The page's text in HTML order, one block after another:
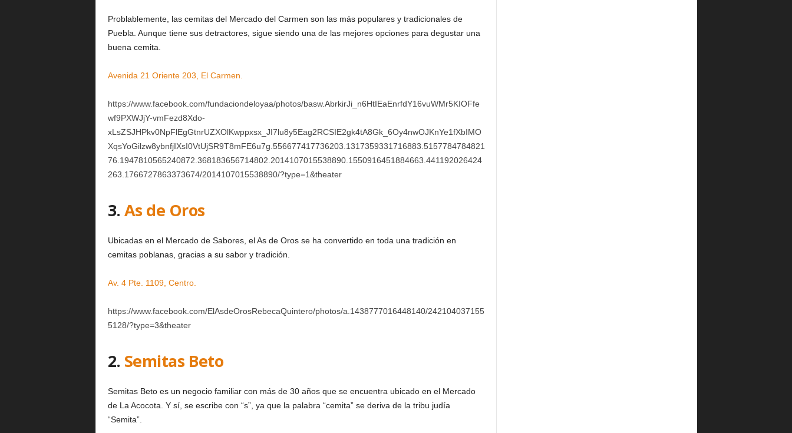
Problablemente, las cemitas del Mercado del Carmen son las más populares y tradicionales de
Puebla. Aunque tiene sus detractores, sigue siendo una de las mejores opciones para degustar una
buena cemita.
Avenida 21 Oriente 203, El Carmen.
https://www.facebook.com/fundaciondeloyaa/photos/basw.AbrkirJi_n6HtIEaEnrfdY16vuWMr5KIOFfe
wf9PXWJjY-vmFezd8Xdo-
xLsZSJHPkv0NpFlEgGtnrUZXOlKwppxsx_JI7lu8y5Eag2RCSIE2gk4tA8Gk_6Oy4nwOJKnYe1fXbIMO
XqsYoGilzw8ybnfjIXsI0VtUjSR9T8mFE6u7g.556677417736203.1317359331716883.5157784784821
76.1947810565240872.368183656714802.2014107015538890.1550916451884663.441192026424
263.1766727863373674/2014107015538890/?type=1&theater
3. As de Oros
Ubicadas en el Mercado de Sabores, el As de Oros se ha convertido en toda una tradición en
cemitas poblanas, gracias a su sabor y tradición.
Av. 4 Pte. 1109, Centro.
https://www.facebook.com/ElAsdeOrosRebecaQuintero/photos/a.1438777016448140/242104037155
5128/?type=3&theater
2. Semitas Beto
Semitas Beto es un negocio familiar con más de 30 años que se encuentra ubicado en el Mercado
de La Acocota. Y sí, se escribe con “s”, ya que la palabra “cemita” se deriva de la tribu judía
“Semita”.